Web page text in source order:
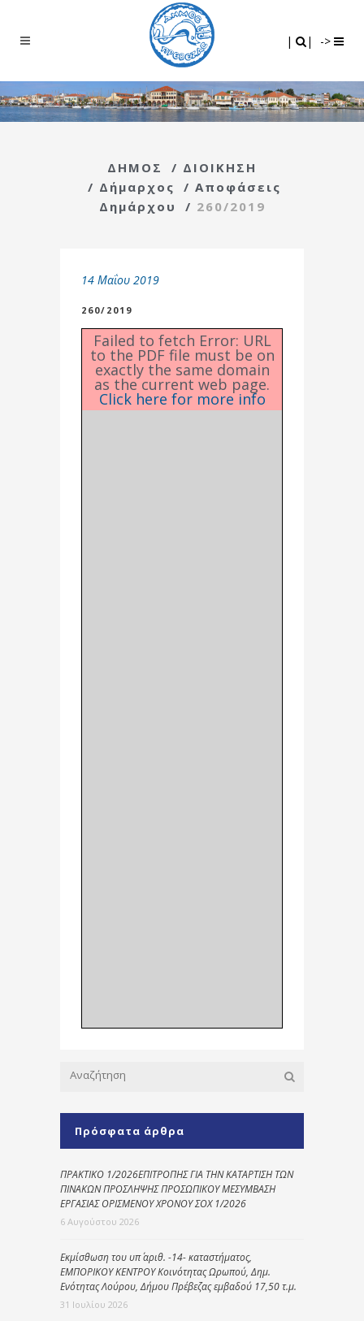
| | ->
ΔΗΜΟΣ / ΔΙΟΙΚΗΣΗ
/ Δήμαρχος / Αποφάσεις
Δημάρχου
/ 260/2019
14 Μαΐου 2019
260/2019
Failed to fetch Error: URL
to the PDF file must be on
exactly the same domain
as the current web page.
Click here for more info
Πρόσφατα άρθρα
ΠΡΑΚΤΙΚΟ 1/2026ΕΠΙΤΡΟΠΗΣ ΓΙΑ ΤΗΝ ΚΑΤΑΡΤΙΣΗ ΤΩΝ
ΠΙΝΑΚΩΝ ΠΡΟΣΛΗΨΗΣ ΠΡΟΣΩΠΙΚΟΥ ΜΕΣΥΜΒΑΣΗ
ΕΡΓΑΣΙΑΣ ΟΡΙΣΜΕΝΟΥ ΧΡΟΝΟΥ ΣΟΧ 1/2026
6 Αυγούστου 2026
Εκμίσθωση του υπ΄ αριθ. -14- καταστήματος,
ΕΜΠΟΡΙΚΟΥ ΚΕΝΤΡΟΥ Κοινότητας Ωρωπού, Δημ.
Ενότητας Λούρου, Δήμου Πρέβεζας εμβαδού 17,50 τ.μ.
31 Ιουλίου 2026